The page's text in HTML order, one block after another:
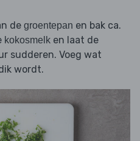
de groentepan en bak ca.
kokosmelk en laat de
sudderen. Voeg wat
wordt.